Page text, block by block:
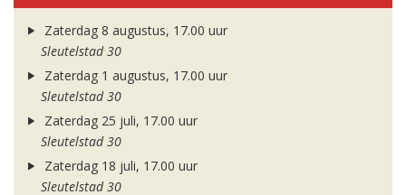
Zaterdag 8 augustus, 17.00 uur
Sleutelstad 30
Zaterdag 1 augustus, 17.00 uur
Sleutelstad 30
Zaterdag 25 juli, 17.00 uur
Sleutelstad 30
Zaterdag 18 juli, 17.00 uur
Sleutelstad 30